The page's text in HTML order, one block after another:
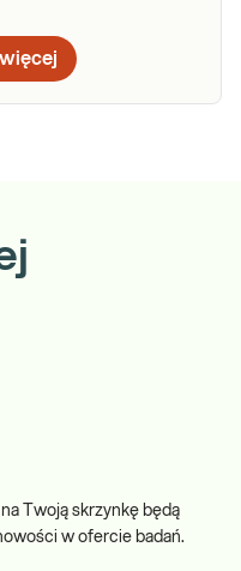
Twoją skrzynkę będą
w ofercie badań.